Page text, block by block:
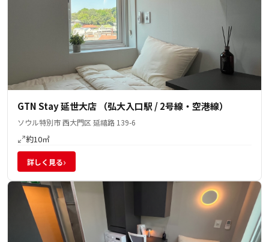
GTN Stay 延世大店 （弘大入口駅 / 2号線・空港線）
ソウル特別市 西大門区 延禧路 139-6
約10㎡
詳しく見る›